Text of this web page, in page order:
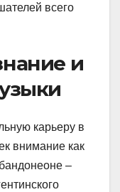
всего
и
карьеру в
внимание как
–